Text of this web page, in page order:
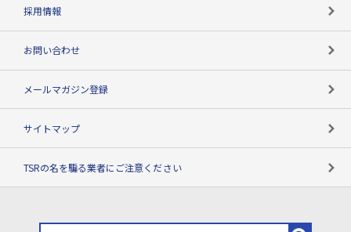
採用情報
お問い合わせ
メールマガジン登録
サイトマップ
TSRの名を騙る業者にご注意ください